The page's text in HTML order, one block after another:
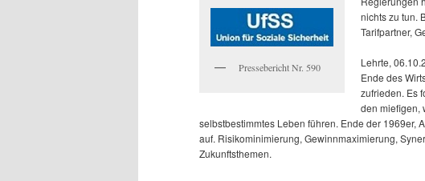
Pressebericht Nr. 590
nichts zu tun.
Tarifpartner,
Lehrte,
Ende des
zufrieden. Es
den miefigen,
selbstbestimmtes Leben führen. Ende der 1969er,
auf. Risikominimierung, Gewinnmaximierung,
Zukunftsthemen.